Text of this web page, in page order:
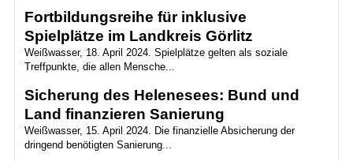
Fortbildungsreihe für inklusive
Spielplätze im Landkreis Görlitz
Weißwasser, 18. April 2024. Spielplätze gelten als soziale
Treffpunkte, die allen Mensche...
Sicherung des Helenesees: Bund und
Land finanzieren Sanierung
Weißwasser, 15. April 2024. Die finanzielle Absicherung der
dringend benötigten Sanierung...